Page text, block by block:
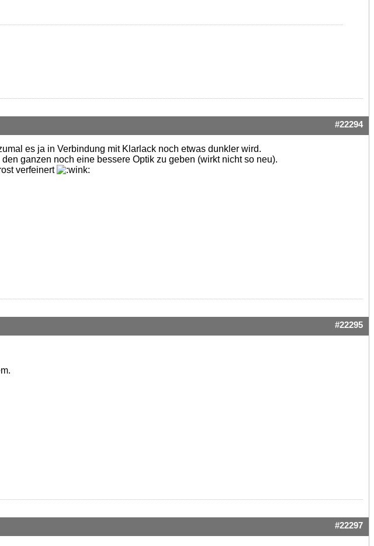
#22294
es ja in Verbindung mit Klarlack noch etwas dunkler wird.
ganzen noch eine bessere Optik zu geben (wirkt nicht so neu).
verfeinert
#22295
#22297